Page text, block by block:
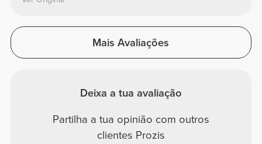
Mais Avaliações
Deixa a tua avaliação
Partilha a tua opinião com outros
clientes Prozis